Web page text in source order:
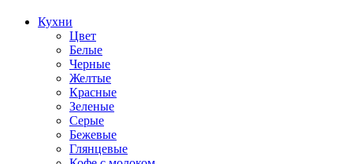
Кухни
Цвет
Белые
Черные
Желтые
Красные
Зеленые
Серые
Бежевые
Глянцевые